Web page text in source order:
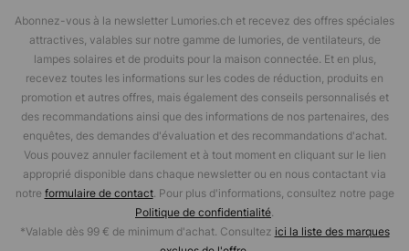
Abonnez-vous à la newsletter Lumories.ch et recevez des offres spéciales
attractives, valables sur notre gamme de lumories, de ventilateurs, de
lampes solaires et de produits pour la maison connectée. Et en plus,
recevez toutes les informations sur les codes de réduction, produits en
promotion et autres offres, mais également des conseils personnalisés et
des recommandations ainsi que des informations de nos partenaires, des
enquêtes, des demandes d'évaluation et des recommandations d'achat.
Vous pouvez annuler facilement et à tout moment en cliquant sur le lien
approprié disponible dans chaque newsletter ou en nous contactant via
notre formulaire de contact. Pour plus d'informations, consultez notre page
Politique de confidentialité.
*Valable dès 99 € de minimum d'achat. Consultez ici la liste des marques